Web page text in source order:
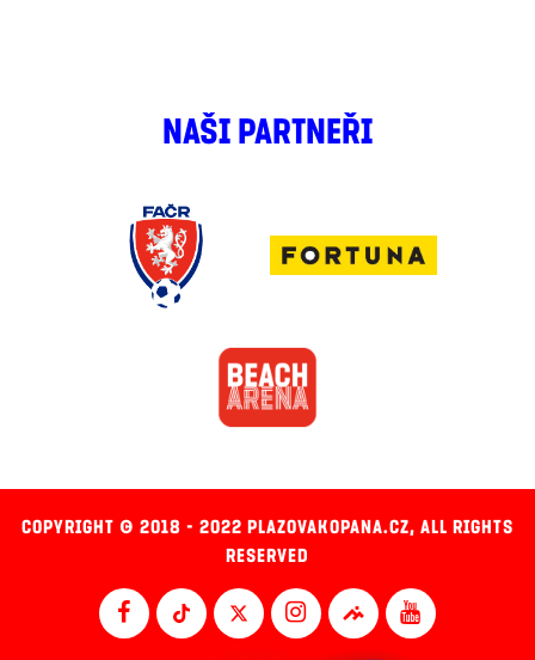
NAŠI PARTNEŘI
COPYRIGHT © 2018 - 2022 PLAZOVAKOPANA.CZ, ALL RIGHTS
RESERVED